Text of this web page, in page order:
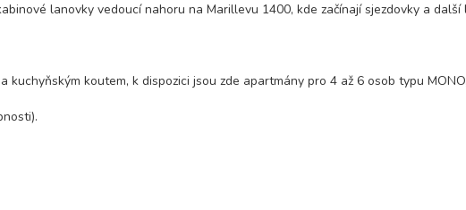
lanovky vedoucí nahoru na Marillevu 1400, kde začínají sjezdovky a další
koutem, k dispozici jsou zde apartmány pro 4 až 6 osob typu MONO,